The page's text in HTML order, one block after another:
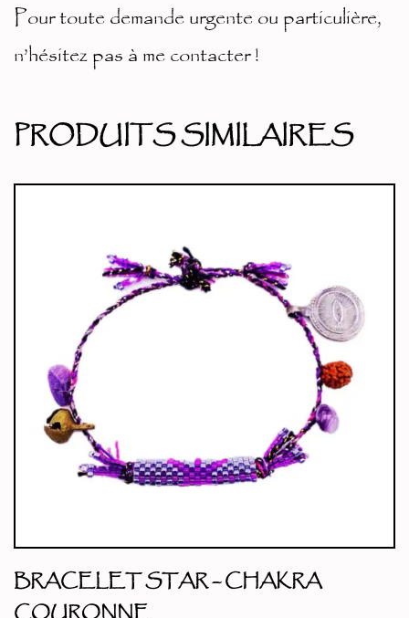
Pour toute demande urgente ou particulière,
n’hésitez pas à me contacter !
PRODUITS SIMILAIRES
BRACELET STAR – CHAKRA